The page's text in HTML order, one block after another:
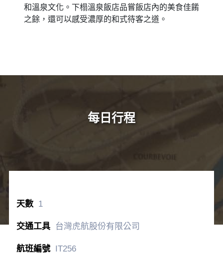
和溫泉文化。下榻溫泉飯店品嘗飯店內的美食佳餚
之餘，還可以感受濃厚的和式待客之道。
每日行程
1
台灣虎航股份有限公司
IT256